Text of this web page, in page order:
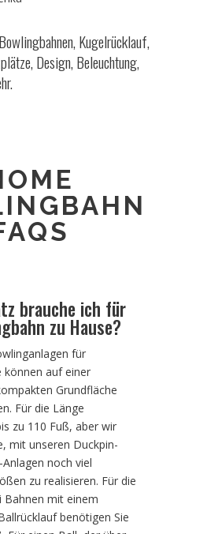
Kugelrücklauf,
Design, Beleuchtung,
brauche ich für
zu Hause?
für
können auf einer
Grundfläche
Für die Länge
zu 110 Fuß, aber wir
mit unseren Duckpin-
noch viel
zu realisieren. Für die
Bahnen mit einem
benötigen Sie